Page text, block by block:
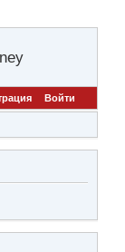
Войти